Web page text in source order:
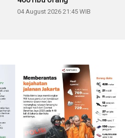
04 August 2026 21:45 WIB